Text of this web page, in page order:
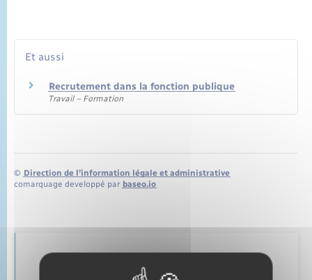
Et aussi
Recrutement dans la fonction publique
Travail – Formation
© Direction de l’information légale et administrative
comarquage developpé par baseo.io
Retrouvez aussi